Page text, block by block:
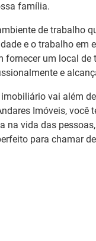
família.
de trabalho
e o trabalho em
fornecer um local de
e
vai além
Imóveis, você
na vida das
para chamar